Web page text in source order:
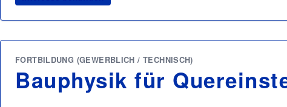
FORTBILDUNG (GEWERBLICH / TECHNISCH)
Bauphysik für